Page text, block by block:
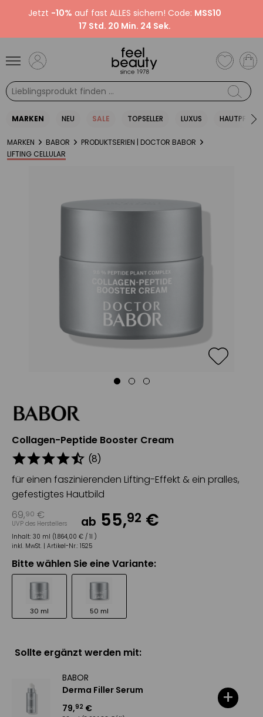
Jetzt -10% auf fast ALLES sichern! Code: MSS10
17 Std. 20 Min. 23 Sek.
MARKEN NEU SALE TOPSELLER LUXUS HAUTPFLEGE
MARKEN BABOR
PRODUKTSERIEN | DOCTOR BABOR
LIFTING CELLULAR
Collagen-Peptide Booster Cream
(8)
für einen faszinierenden Lifting-Effekt & ein pralles,
gefestigtes Hautbild
69,90 €
UVP des Herstellers ab 55,92 €
Inhalt: 30 ml (1.864,00 € / 1l )
inkl. MwSt. | Artikel-Nr.: 1525
Bitte wählen Sie eine Variante:
30 ml 50 ml
Sollte ergänzt werden mit:
BABOR
Derma Filler Serum
79,92 € +